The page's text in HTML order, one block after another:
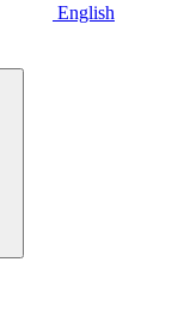
English